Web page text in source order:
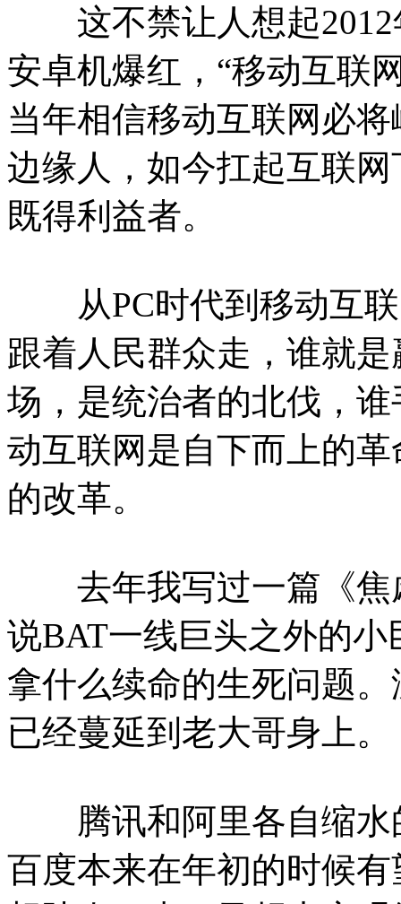
这不禁让人想起2012
安卓机爆红，“移动互联
当年相信移动互联网必
边缘人，如今扛起互联
既得利益者。
从PC时代到移动互联
跟着人民群众走，谁就
场，是统治者的北伐，
动互联网是自下而上的
的改革。
去年我写过一篇《焦
说BAT一线巨头之外的
拿什么续命的生死问题
已经蔓延到老大哥身上。
腾讯和阿里各自缩水
百度本来在年初的时候